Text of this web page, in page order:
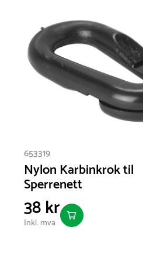
653319
Nylon Karbinkrok til
Sperrenett
38 kr
Inkl. mva